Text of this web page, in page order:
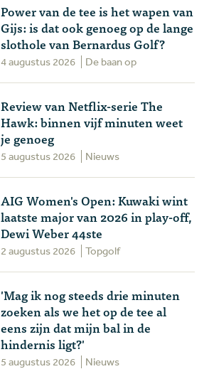
Power van de tee is het wapen van
Gijs: is dat ook genoeg op de lange
slothole van Bernardus Golf?
4 augustus 2026 De baan op
Review van Netflix-serie The
Hawk: binnen vijf minuten weet
je genoeg
5 augustus 2026 Nieuws
AIG Women's Open: Kuwaki wint
laatste major van 2026 in play-off,
Dewi Weber 44ste
2 augustus 2026 Topgolf
'Mag ik nog steeds drie minuten
zoeken als we het op de tee al
eens zijn dat mijn bal in de
hindernis ligt?'
5 augustus 2026 Nieuws